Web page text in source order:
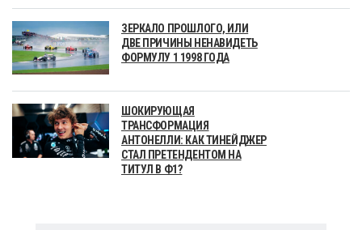
ЗЕРКАЛО ПРОШЛОГО, ИЛИ
ДВЕ ПРИЧИНЫ НЕНАВИДЕТЬ
ФОРМУЛУ 1 1998 ГОДА
ШОКИРУЮЩАЯ
ТРАНСФОРМАЦИЯ
АНТОНЕЛЛИ: КАК ТИНЕЙДЖЕР
СТАЛ ПРЕТЕНДЕНТОМ НА
ТИТУЛ В Ф1?